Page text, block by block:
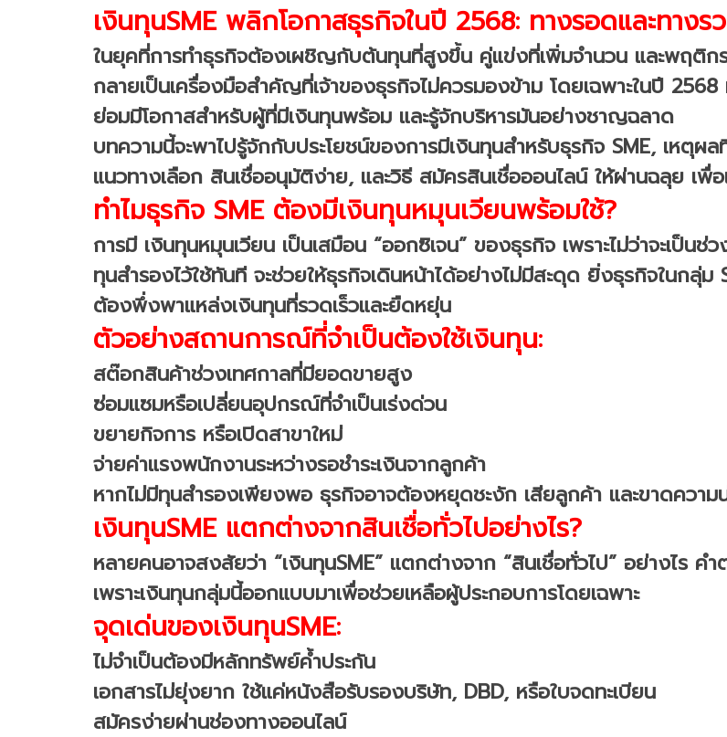
เงินทุนSME พลิกโอกาสธุรกิจในปี 2568: ทางรอดและทางร
ในยุคที่การทำธุรกิจต้องเผชิญกับต้นทุนที่สูงขึ้น คู่แข่งที่เพิ่มจำนวน และพฤติกร
กลายเป็นเครื่องมือสำคัญที่เจ้าของธุรกิจไม่ควรมองข้าม โดยเฉพาะในปี
ย่อมมีโอกาสสำหรับผู้ที่มีเงินทุนพร้อม และรู้จักบริหารมันอย่างชาญฉลาด
บทความนี้จะพาไปรู้จักกับประโยชน์ของการมีเงินทุนสำหรับธุรกิจ SME, เหตุผ
แนวทางเลือก สินเชื่ออนุมัติง่าย, และวิธี สมัครสินเชื่อออนไลน์ ให้ผ่านฉลุย เพื่
ทำไมธุรกิจ SME ต้องมีเงินทุนหมุนเวียนพร้อมใช้?
การมี เงินทุนหมุนเวียน เป็นเสมือน “ออกซิเจน” ของธุรกิจ เพราะไม่ว่าจะเป็น
ทุนสำรองไว้ใช้ทันที จะช่วยให้ธุรกิจเดินหน้าได้อย่างไม่มีสะดุด ยิ่งธุรกิจในก
ต้องพึ่งพาแหล่งเงินทุนที่รวดเร็วและยืดหยุ่น
ตัวอย่างสถานการณ์ที่จำเป็นต้องใช้เงินทุน:
สต๊อกสินค้าช่วงเทศกาลที่มียอดขายสูง
ซ่อมแซมหรือเปลี่ยนอุปกรณ์ที่จำเป็นเร่งด่วน
ขยายกิจการ หรือเปิดสาขาใหม่
จ่ายค่าแรงพนักงานระหว่างรอชำระเงินจากลูกค้า
หากไม่มีทุนสำรองเพียงพอ ธุรกิจอาจต้องหยุดชะงัก เสียลูกค้า และขาดความ
เงินทุนSME แตกต่างจากสินเชื่อทั่วไปอย่างไร?
หลายคนอาจสงสัยว่า “เงินทุนSME” แตกต่างจาก “สินเชื่อทั่วไป” อย่างไร ค
เพราะเงินทุนกลุ่มนี้ออกแบบมาเพื่อช่วยเหลือผู้ประกอบการโดยเฉพาะ
จุดเด่นของเงินทุนSME:
ไม่จำเป็นต้องมีหลักทรัพย์ค้ำประกัน
เอกสารไม่ยุ่งยาก ใช้แค่หนังสือรับรองบริษัท, DBD, หรือใบจดทะเบียน
สมัครง่ายผ่านช่องทางออนไลน์